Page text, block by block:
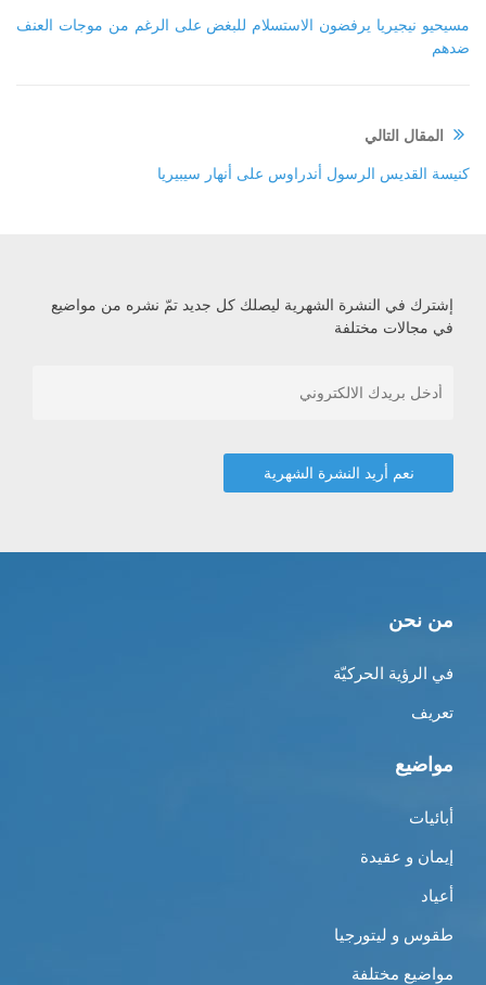
مسيحيو نيجيريا يرفضون الاستسلام للبغض على الرغم من موجات العنف
ضدهم
المقال التالي
كنيسة القديس الرسول أندراوس على أنهار سيبيريا
إشترك في النشرة الشهرية ليصلك كل جديد تمّ نشره من مواضيع
في مجالات مختلفة
من نحن
في الرؤية الحركيّة
تعريف
مواضيع
أبائيات
إيمان و عقيدة
أعياد
طقوس و ليتورجيا
مواضيع مختلفة